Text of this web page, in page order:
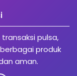
pulsa,
produk
aman.